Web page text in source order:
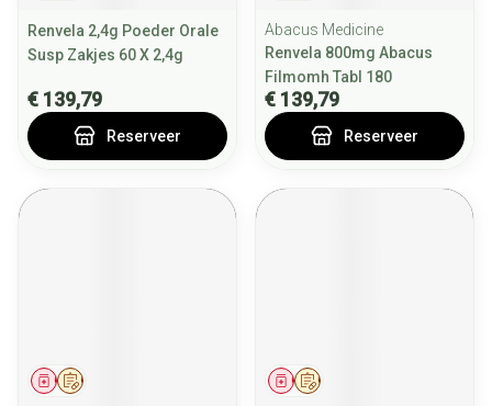
Renvela 2,4g Poeder Orale
Susp Zakjes 60 X 2,4g
€ 139,79
Reserveer
Abacus Medicine
Renvela 800mg Abacus
Filmomh Tabl 180
€ 139,79
Reserveer
Op voorschrift
Geneesmiddel Op voorschrift
Geneesmiddel